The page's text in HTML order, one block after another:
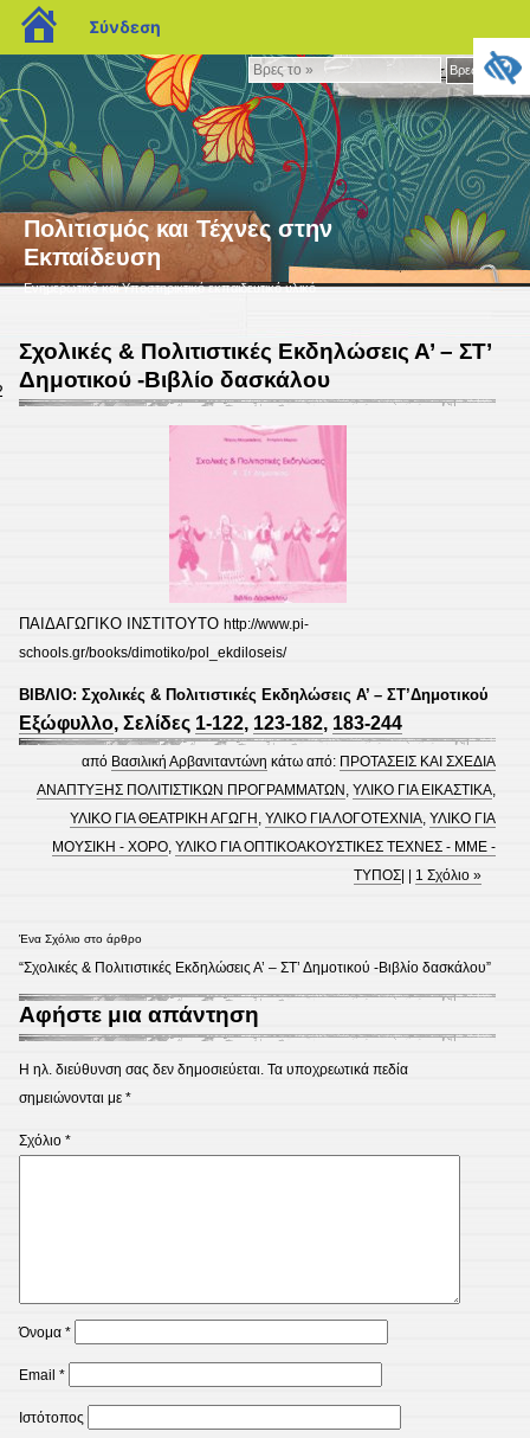
Βρες
το
»
Βρες το »
Πολιτισμός και Τέχνες στην
Εκπαίδευση
Ενημερωτικό και Υποστηρικτικό εκπαιδευτικό υλικό
Σχολικές & Πολιτιστικές Εκδηλώσεις Α’ – ΣΤ’
Δημοτικού -Βιβλίο δασκάλου
ΠΑΙΔΑΓΩΓΙΚΟ ΙΝΣΤΙΤΟΥΤΟ http://www.pi-
schools.gr/books/dimotiko/pol_ekdiloseis/
ΒΙΒΛΙΟ: Σχολικές & Πολιτιστικές Εκδηλώσεις Α’ – ΣΤ’Δημοτικού
Εξώφυλλο, Σελίδες 1-122, 123-182, 183-244
από Βασιλική Αρβανιταντώνη κάτω από: ΠΡΟΤΑΣΕΙΣ ΚΑΙ ΣΧΕΔΙΑ
ΑΝΑΠΤΥΞΗΣ ΠΟΛΙΤΙΣΤΙΚΩΝ ΠΡΟΓΡΑΜΜΑΤΩΝ ,ΥΛΙΚΟ ΓΙΑ ΕΙΚΑΣΤΙΚΑ,
ΥΛΙΚΟ ΓΙΑ ΘΕΑΤΡΙΚΗ ΑΓΩΓΗ ,ΥΛΙΚΟ ΓΙΑ ΛΟΓΟΤΕΧΝΙΑ,ΥΛΙΚΟ ΓΙΑ
ΜΟΥΣΙΚΗ - ΧΟΡΟ,ΥΛΙΚΟ ΓΙΑ ΟΠΤΙΚΟΑΚΟΥΣΤΙΚΕΣ ΤΕΧΝΕΣ - ΜΜΕ -
ΤΥΠΟΣ
1 Σχόλιο »
Ένα Σχόλιο στο άρθρο
“Σχολικές & Πολιτιστικές Εκδηλώσεις Α’ – ΣΤ’ Δημοτικού -Βιβλίο δασκάλου”
Αφήστε μια απάντηση
Η ηλ. διεύθυνση σας δεν δημοσιεύεται. Τα υποχρεωτικά πεδία
σημειώνονται με *
Σχόλιο *
Όνομα *
Email *
Ιστότοπος
blogs.sch.gr
Σύνδεση